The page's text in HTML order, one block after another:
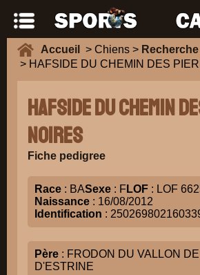
Accueil > Chiens >
> HAFSIDE DU CHEMIN DES
HAFSIDE DU CHEMIN
NOIRES
Fiche pedigree
Race : BASexe : FLOF : LOF
Naissance : 16/08/2012
Identification :
Père : FRODON DU VALLON
D'ESTRINE